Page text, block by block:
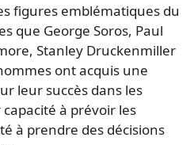
figures emblématiques du
que George Soros, Paul
Stanley Druckenmiller
ont acquis une
leur succès dans les
à prévoir les
à prendre des décisions